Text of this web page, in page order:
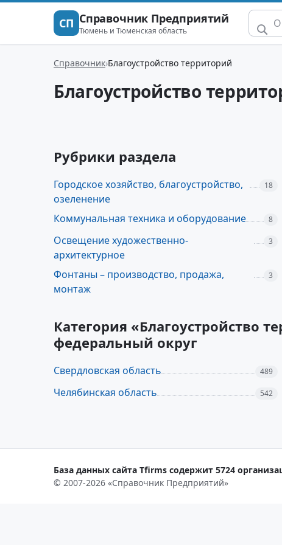
СП Справочник Предприятий
Тюмень и Тюменская область
Справочник Благоустройство территорий
Благоустройство
Рубрики раздела
Городское хозяйство, благоустройство,
озеленение
18
Коммунальная техника и оборудование 8
Освещение художественно-
архитектурное
3
Фонтаны – производство, продажа,
монтаж
3
Категория «Благоустройство
федеральный округ
Свердловская область 489
Челябинская область 542
База данных сайта Tfirms содержит 5724
© 2007-2026 «Справочник Предприятий»